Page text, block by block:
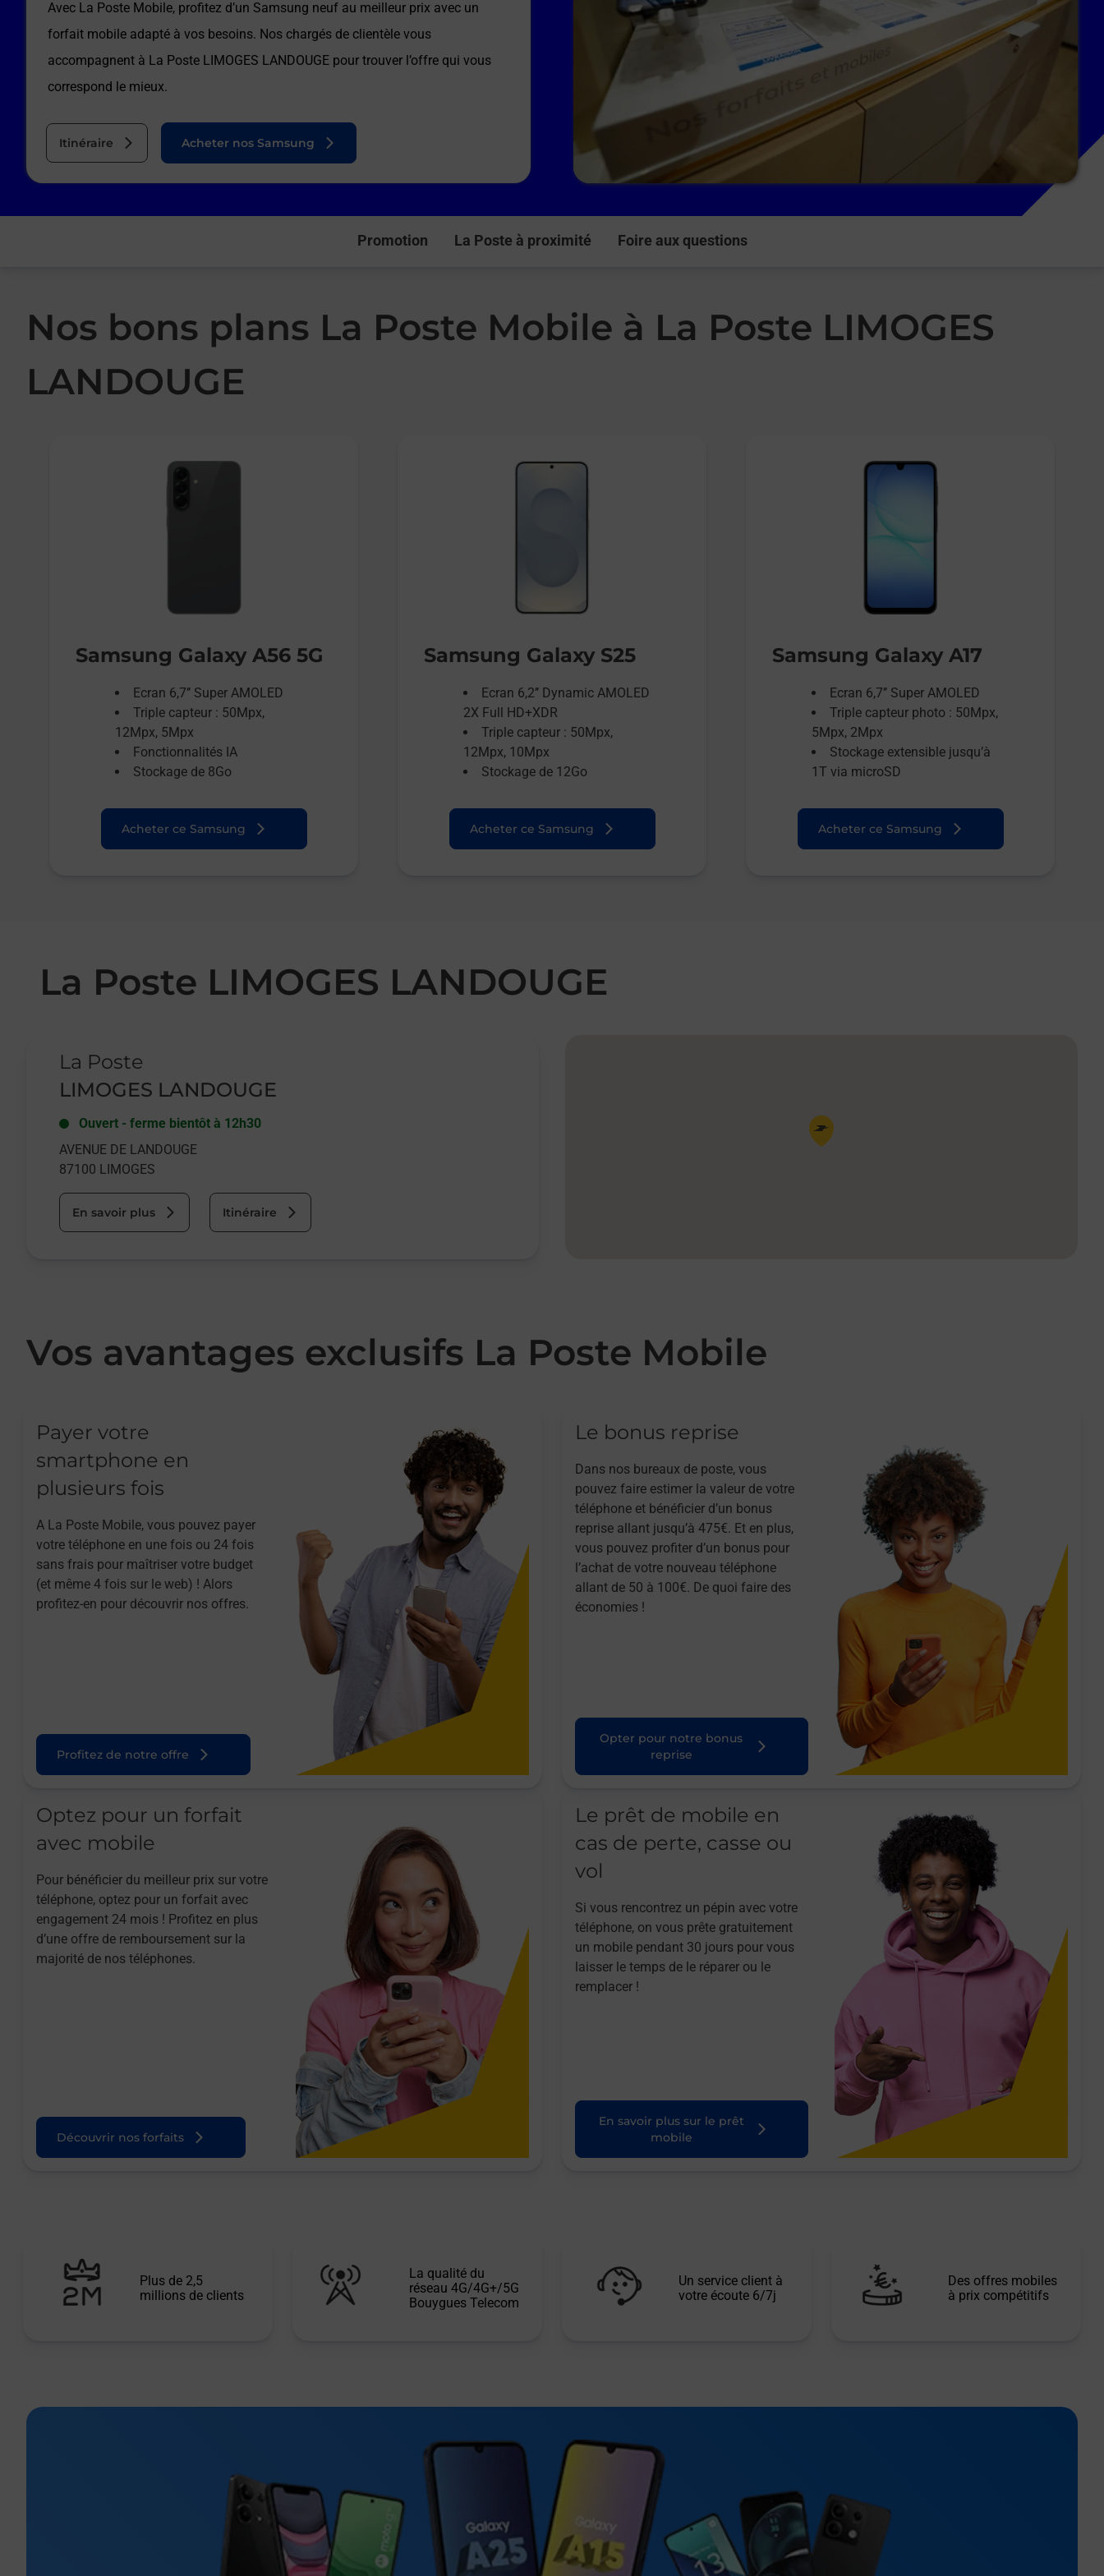
Avec La Poste Mobile, profitez d’un Samsung neuf au meilleur prix avec un
forfait mobile adapté à vos besoins. Nos chargés de clientèle vous
accompagnent à La Poste LIMOGES LANDOUGE pour trouver l’offre qui vous
correspond le mieux.
Itinéraire Acheter nos Samsung
Promotion La Poste à proximité Foire aux questions
Nos bons plans La Poste Mobile à La Poste LIMOGES
LANDOUGE
Samsung Galaxy A56 5G
Ecran 6,7’’ Super AMOLED
Triple capteur : 50Mpx,
12Mpx, 5Mpx
Fonctionnalités IA
Stockage de 8Go
Acheter ce Samsung
Samsung Galaxy S25
Ecran 6,2’’ Dynamic AMOLED
2X Full HD+XDR
Triple capteur : 50Mpx,
12Mpx, 10Mpx
Stockage de 12Go
Acheter ce Samsung
Samsung Galaxy A17
Ecran 6,7’’ Super AMOLED
Triple capteur photo : 50Mpx,
5Mpx, 2Mpx
Stockage extensible jusqu’à
1T via microSD
Acheter ce Samsung
La Poste LIMOGES LANDOUGE
La Poste
LIMOGES LANDOUGE
Ouvert - ferme bientôt à 12h30
AVENUE DE LANDOUGE
87100 LIMOGES
En savoir plus Itinéraire
Pin de la carte
Vos avantages exclusifs La Poste Mobile
Payer votre
smartphone en
plusieurs fois
A La Poste Mobile, vous pouvez payer
votre téléphone en une fois ou 24 fois
sans frais pour maîtriser votre budget
(et même 4 fois sur le web) ! Alors
profitez-en pour découvrir nos offres.
Profitez de notre offre
Le bonus reprise
Dans nos bureaux de poste, vous
pouvez faire estimer la valeur de votre
téléphone et bénéficier d’un bonus
reprise allant jusqu’à 475€. Et en plus,
vous pouvez profiter d’un bonus pour
l’achat de votre nouveau téléphone
allant de 50 à 100€. De quoi faire des
économies !
Opter pour notre bonus
reprise
Optez pour un forfait
avec mobile
Pour bénéficier du meilleur prix sur votre
téléphone, optez pour un forfait avec
engagement 24 mois ! Profitez en plus
d’une offre de remboursement sur la
majorité de nos téléphones.
Découvrir nos forfaits
Le prêt de mobile en
cas de perte, casse ou
vol
Si vous rencontrez un pépin avec votre
téléphone, on vous prête gratuitement
un mobile pendant 30 jours pour vous
laisser le temps de le réparer ou le
remplacer !
En savoir plus sur le prêt
mobile
Plus de 2,5
millions de clients
La qualité du
réseau 4G/4G+/5G
Bouygues Telecom
Un service client à
votre écoute 6/7j
Des offres mobiles
à prix compétitifs